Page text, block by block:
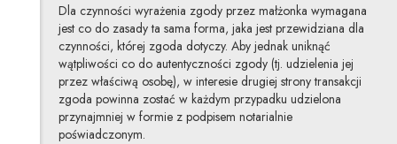
Dla czynności wyrażenia zgody przez małżonka wymagana
jest co do zasady ta sama forma, jaka jest przewidziana dla
czynności, której zgoda dotyczy. Aby jednak uniknąć
wątpliwości co do autentyczności zgody (tj. udzielenia jej
przez właściwą osobę), w interesie drugiej strony transakcji
zgoda powinna zostać w każdym przypadku udzielona
przynajmniej w formie z podpisem notarialnie
poświadczonym.